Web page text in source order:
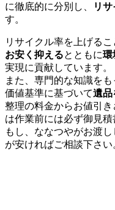
に徹底的に分別し、
リ
す。
リサイクル率を上げる
お安く抑えるとともに環
実現に貢献しています。
また、専門的な知識を
価値基準に基づいて遺品
整理の料金からお値引
は作業前には必ず御見積
もし、ななつやがお渡
が安ければご相談下さい